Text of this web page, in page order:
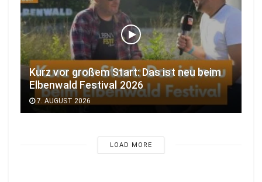
Kurz vor großem Start: Das ist neu beim
Elbenwald Festival 2026
7. AUGUST 2026
LOAD MORE